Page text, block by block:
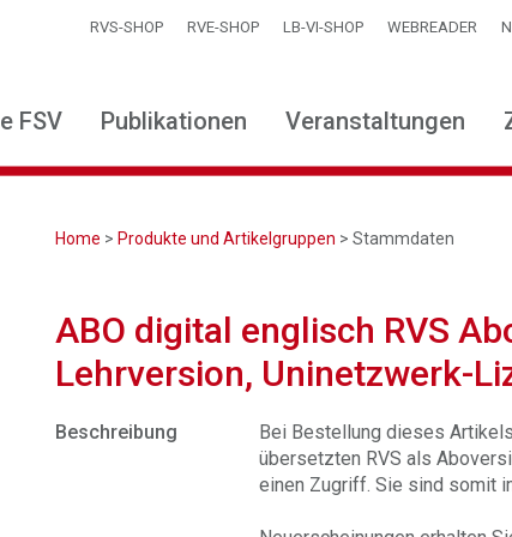
RVS-SHOP RVE-SHOP LB-VI-SHOP WEBREADER
FSV Publikationen Veranstaltungen
Home > Produkte und Artikelgruppen > Stammdaten
ABO digital englisch RVS
Lehrversion, Uninetzwerk-
Beschreibung
Bei Bestellung dieses
übersetzten RVS als
einen Zugriff. Sie sind somit